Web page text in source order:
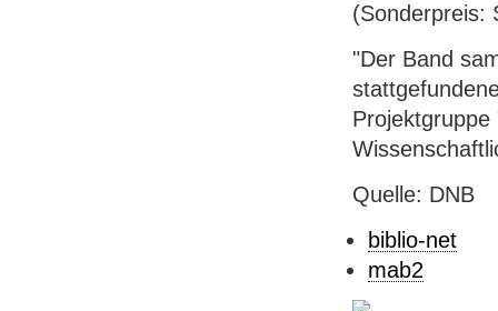
(Sonderpreis:
"Der Band
Projektgruppe
Quelle: DNB
biblio-net
mab2